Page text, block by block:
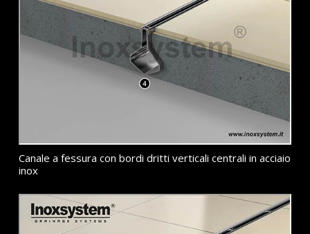
Canale a fessura con bordi dritti verticali centrali in acciaio
inox